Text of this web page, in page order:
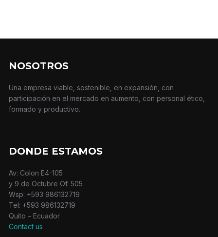
NOSOTROS
Una empresa viable, sostenible, en expansión, con
participación en el mercado en aumento, con personal ético,
formado y productivo.
DONDE ESTAMOS
Av: Colon E4-105
y 9 de Octubre Of. 505
Wsp: +593 986132719
Tel: +593 986132719
Quito – Ecuador
Contact us